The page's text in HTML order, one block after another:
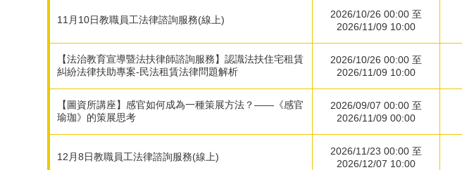
11月10日教職員工法律諮詢服務(線上)
2026/10/26 00:00 至
2026/11/09 10:00
【法治教育宣導暨法扶律師諮詢服務】認識法扶住宅租賃
糾紛法律扶助專案-民法租賃法律問題解析
2026/10/26 00:00 至
2026/11/09 10:00
【圖資所講座】感官如何成為一種策展方法？——《感官
瑜珈》的策展思考
2026/09/07 00:00 至
2026/11/09 00:00
12月8日教職員工法律諮詢服務(線上)
2026/11/23 00:00 至
2026/12/07 10:00